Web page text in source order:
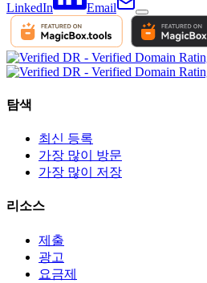
LinkedIn Email
탐색
최신 등록
가장 많이 방문
가장 많이 저장
리소스
제출
광고
요금제